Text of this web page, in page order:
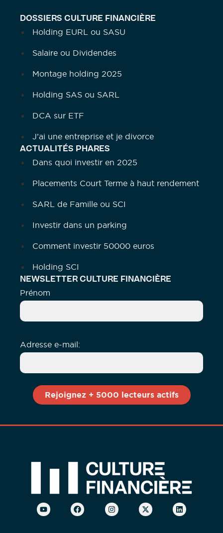
DOSSIERS CULTURE FINANCIÈRE
Holding EURL ou SASU
Salaire ou Dividendes
Montage holding 2025
Holding SAS ou SARL
DCA sur ETF
J’ai une entreprise et je divorce
ACTUALITÉS PHARES
Dans quoi investir en 2025
Placements Court Terme à haut rendement
SARL de Famille ou SCI
Investir dans un parking
Comment investir 50000 euros
Holding SCI
NEWSLETTER CULTURE FINANCIÈRE
Prénom
Adresse e-mail: